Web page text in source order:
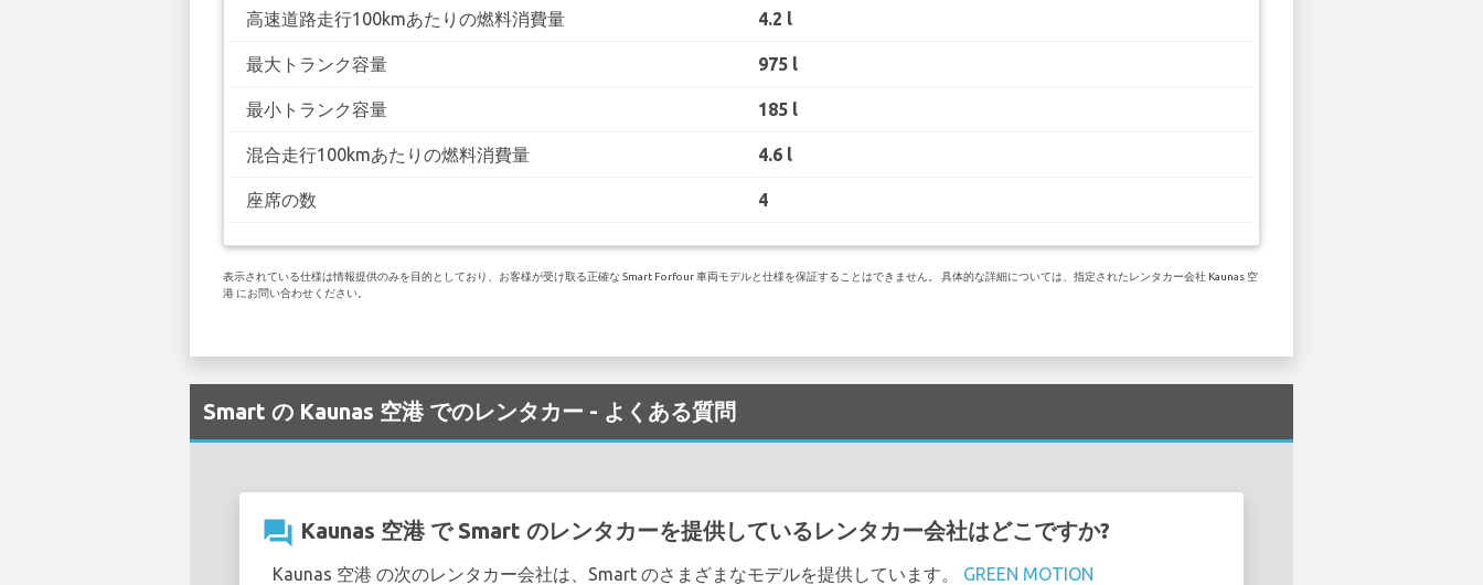
高速道路走行100kmあたりの燃料消費量 4.2 l
最大トランク容量 975 l
最小トランク容量 185 l
混合走行100kmあたりの燃料消費量 4.6 l
座席の数 4
表示されている仕様は情報提供のみを目的としており、お客様が受け取る正確な Smart Forfour 車両モデルと仕様を保証することはできません。 具体的な詳細については、指定されたレンタカー会社 Kaunas 空
港 にお問い合わせください。
Smart の Kaunas 空港 でのレンタカー - よくある質問
question_answer Kaunas 空港 で Smart のレンタカーを提供しているレンタカー会社はどこですか?
Kaunas 空港 の次のレンタカー会社は、Smart のさまざまなモデルを提供しています。 GREEN MOTION